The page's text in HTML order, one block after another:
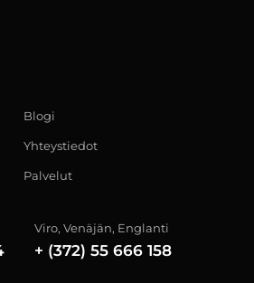
Blogi
Yhteystiedot
Palvelut
Viro, Venäjän, Englanti
+ (372) 55 666 158